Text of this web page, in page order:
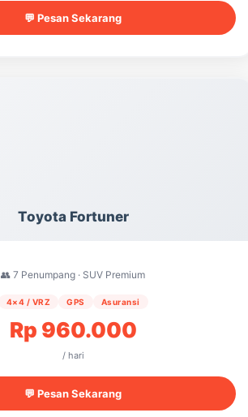
💬 Pesan Sekarang
Toyota Fortuner
👥 7 Penumpang · SUV Premium
4×4 / VRZ GPS Asuransi
Rp 960.000
/ hari
💬 Pesan Sekarang